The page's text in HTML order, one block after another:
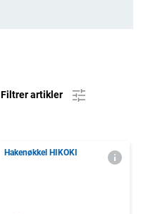
Filtrer artikler
Hakenøkkel HIKOKI